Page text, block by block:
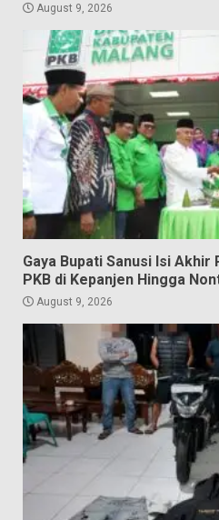
August 9, 2026
Gaya Bupati Sanusi Isi Akhir
PKB di Kepanjen Hingga
August 9, 2026